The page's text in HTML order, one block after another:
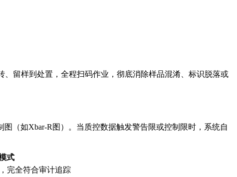
留样到处置，全程扫码作业，彻底消除样品混淆、标识脱落或
（如Xbar-R图）。当质控数据触发警告限或控制限时，系统自
式
完全符合审计追踪